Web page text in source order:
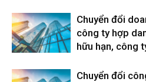
Chuyển đổi
công ty hợp
hữu hạn, công
Chuyển đổi